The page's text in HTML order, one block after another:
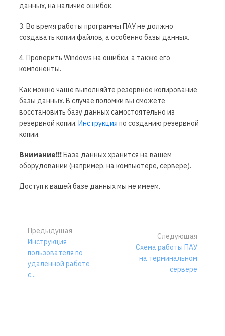
данных, на наличие ошибок.
3. Во время работы программы ПАУ не должно
создавать копии файлов, а особенно базы данных.
4. Проверить Windows на ошибки, а также его
компоненты.
Как можно чаще выполняйте резервное копирование
базы данных. В случае поломки вы сможете
восстановить базу данных самостоятельно из
резервной копии. Инструкция по созданию резервной
копии.
Внимание!!!База данных хранится на вашем
оборудовании (например, на компьютере, сервере).
Доступ к вашей базе данных мы не имеем.
Предыдущая
Инструкция
пользователя по
удалённой работе
с...
Следующая
Схема работы ПАУ
на терминальном
сервере